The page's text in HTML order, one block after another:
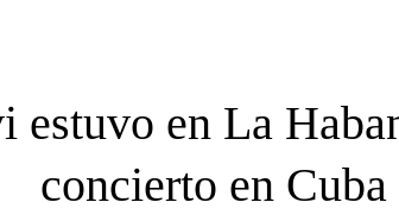
estuvo en La
concierto en Cuba